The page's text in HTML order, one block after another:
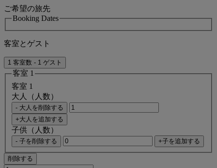
ご希望の旅先
Booking Dates
客室とゲスト
1 客室数 - 1 ゲスト
客室 1
客室 1
大人（人数）
- 大人を削除する
+大人を追加する
子供（人数）
- 子を削除する +子を追加する
削除する